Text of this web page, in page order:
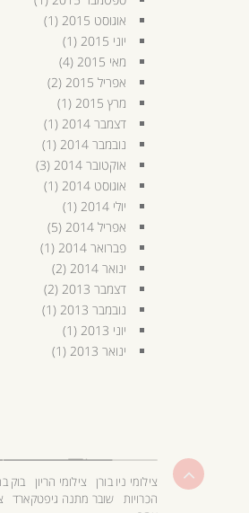
אוגוסט 2015
(1)
יוני 2015
(1)
מאי 2015
(4)
אפריל 2015
(2)
מרץ 2015
(1)
דצמבר 2014
(1)
נובמבר 2014
(1)
אוקטובר 2014
(3)
אוגוסט 2014
(1)
יולי 2014
(1)
אפריל 2014
(5)
פברואר 2014
(1)
ינואר 2014
(2)
דצמבר 2013
(2)
נובמבר 2013
(1)
יוני 2013
(1)
ינואר 2013
(1)
צילומי ניו בורן צילומי הריון בוק
הכרויות
שובר מתנה גיפטקארד
גלילה
לראש